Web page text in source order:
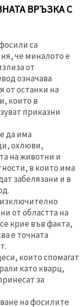
ВРЪЗКА С
са
че миналото е
от
означава
от останки на
които в
приказни
да има
охлюви,
на животни и
в които има
забелязани и в
от областта на
крие във факта,
е точната
които спомагат
като кварц,
за
на фосилите